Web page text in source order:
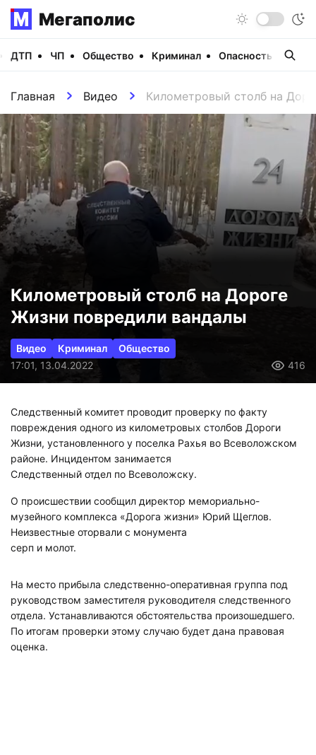
Мегаполис
ДТП ЧП Общество Криминал Опасность
Главная Видео Километровый столб на
Километровый столб на Дороге
Жизни повредили вандалы
Видео Криминал
Общество
17:01, 13.04.2022
416
Следственный комитет проводит проверку по факту
повреждения одного из километровых столбов Дороги
Жизни, установленного у поселка Рахья во Всеволожском
районе. Инцидентом занимается
Следственный отдел по Всеволожску.
О происшествии сообщил директор мемориально-
музейного комплекса «Дорога жизни» Юрий Щеглов.
Неизвестные оторвали с монумента
серп и молот.
На место прибыла следственно-оперативная группа под
руководством заместителя руководителя следственного
отдела. Устанавливаются обстоятельства произошедшего.
По итогам проверки этому случаю будет дана правовая
оценка.